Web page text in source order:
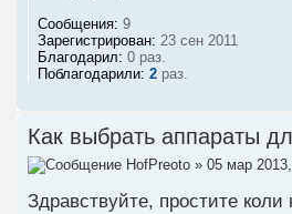
Сообщения: 9
Зарегистрирован: 23 сен 2011
Благодарил: 0 раз.
Поблагодарили: 2 раз.
Как выбрать аппараты
HofPreoto » 05 мар
Здравствуйте, простите